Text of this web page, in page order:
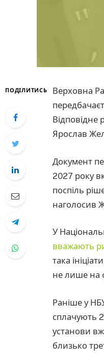
ПОДІЛИТИСЬ
Верховна
Відповідне
Ярослав
Документ
2027 року
поспіль
наголосив
У
вважають
така
не лише на
Раніше у
сплачують
установи
близько